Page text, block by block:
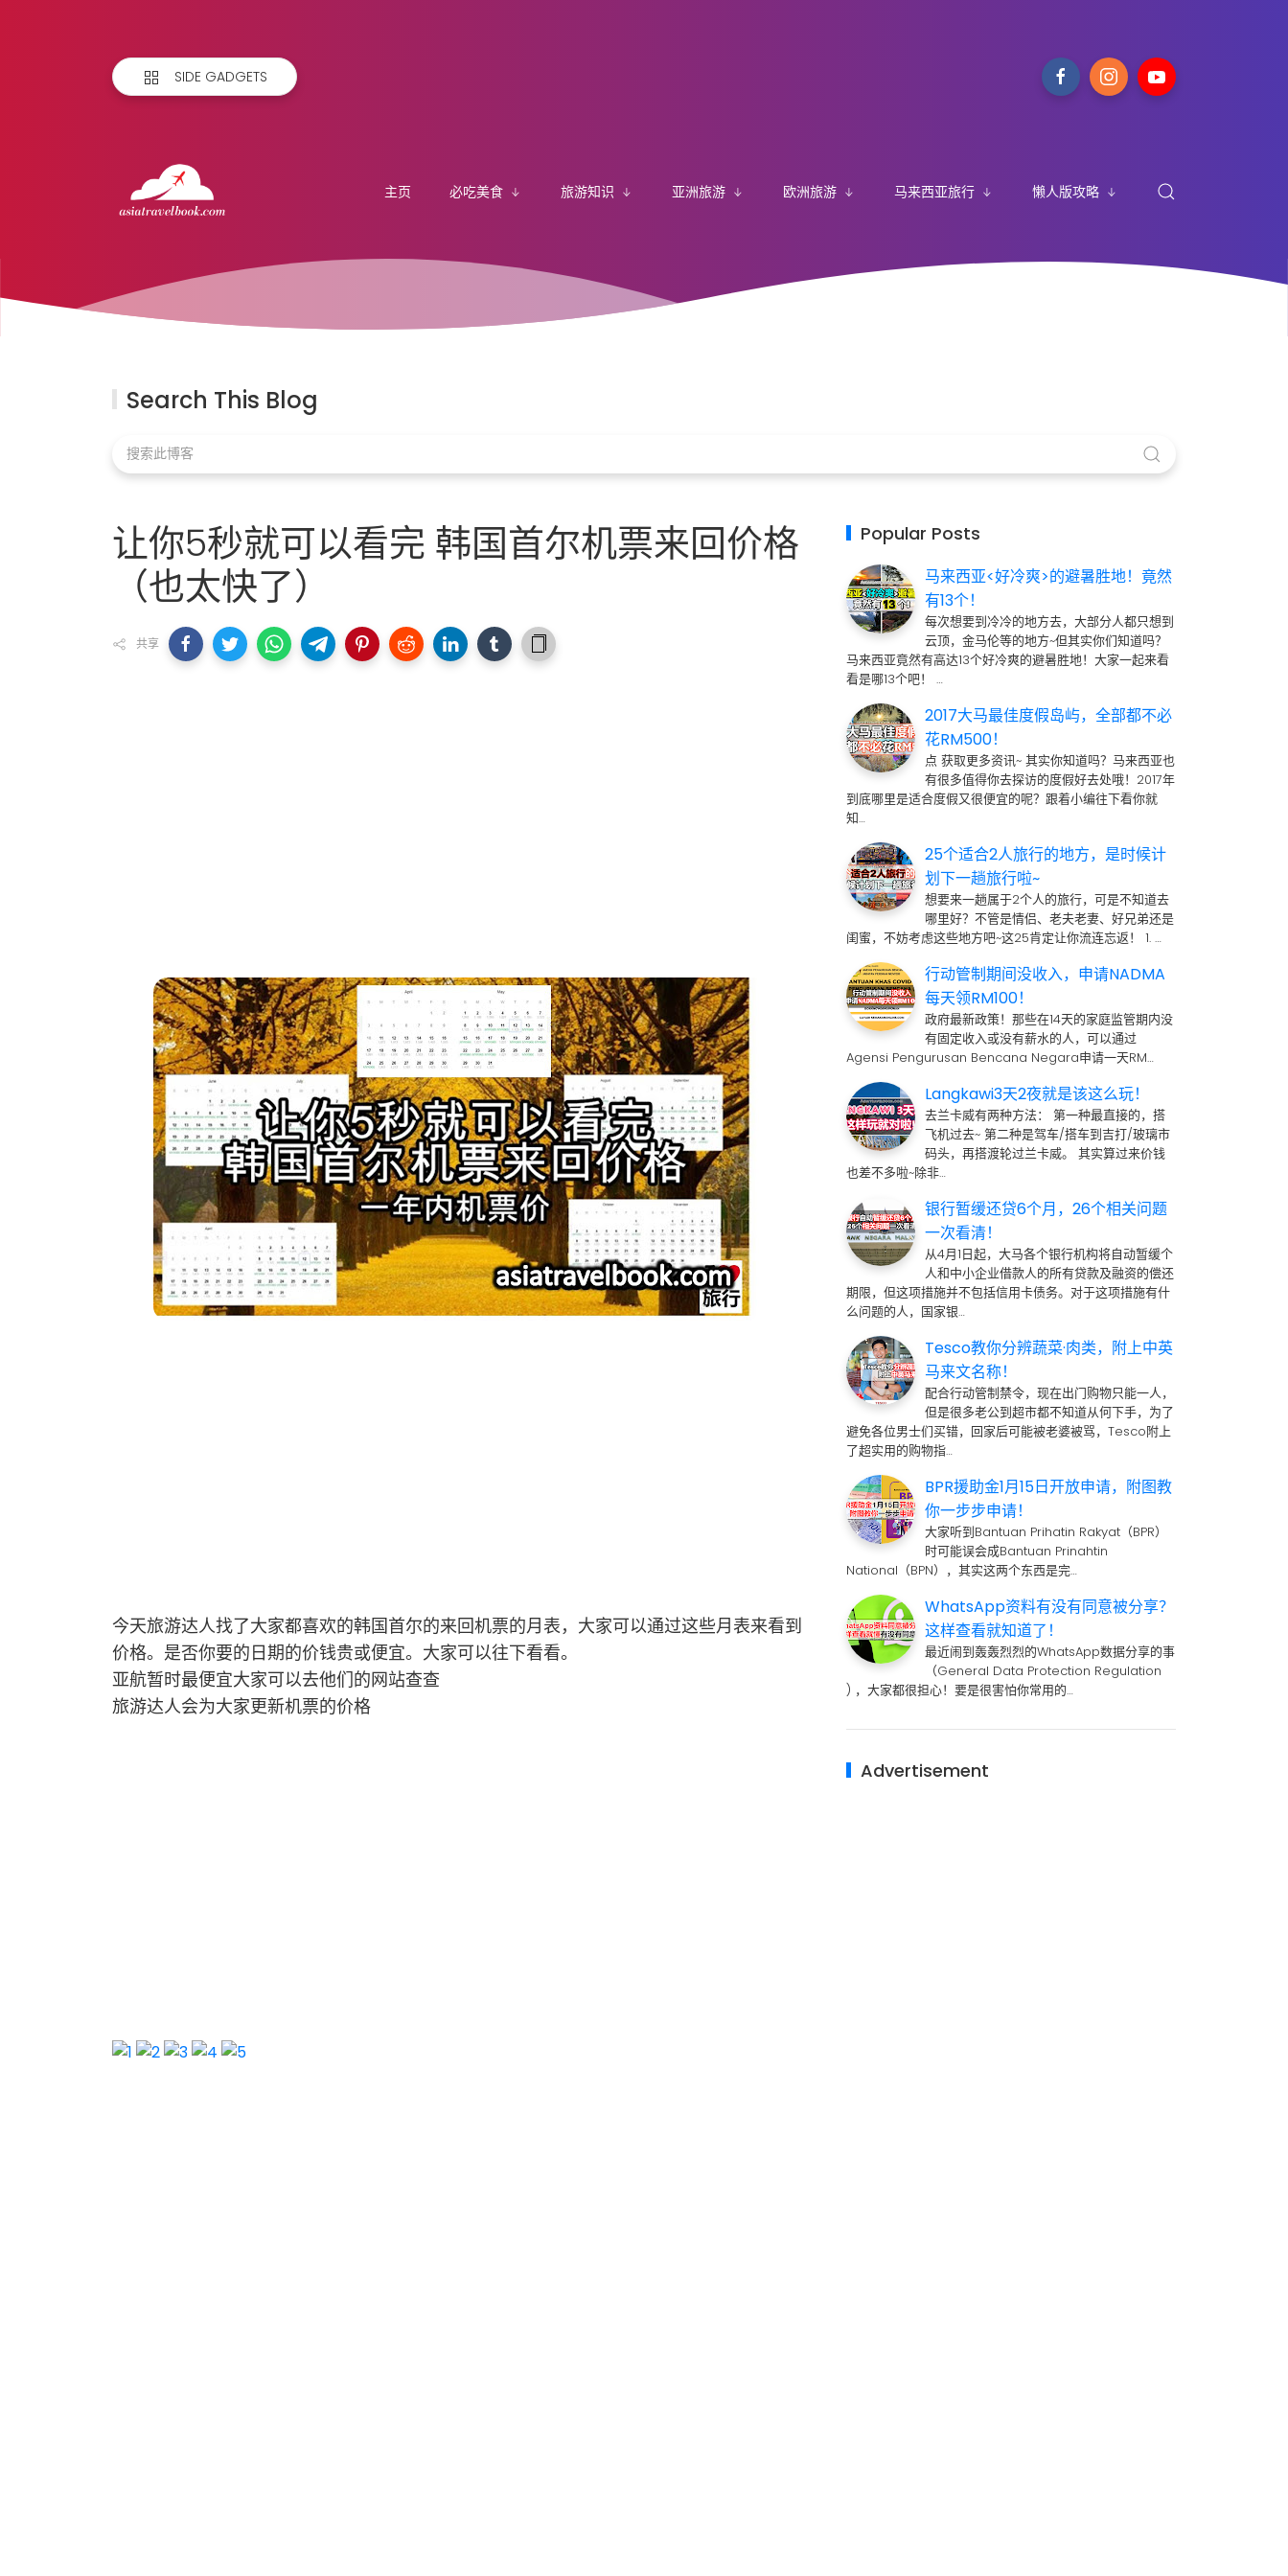
SIDE GADGETS
主页 必吃美食 旅游知识 亚洲旅游 欧洲旅游 马来西亚旅行 懒人版攻略
Search This Blog
让你5秒就可以看完 韩国首尔机票来回价格
（也太快了）
共享
今天旅游达人找了大家都喜欢的韩国首尔的来回机票的月表，大家可以通过这些月表来看到
价格。是否你要的日期的价钱贵或便宜。大家可以往下看看。
亚航暂时最便宜大家可以去他们的网站查查
旅游达人会为大家更新机票的价格
Popular Posts
马来西亚<好冷爽>的避暑胜地！竟然
有13个！
每次想要到冷冷的地方去，大部分人都只想到
云顶，金马伦等的地方~但其实你们知道吗？
马来西亚竟然有高达13个好冷爽的避暑胜地！大家一起来看
看是哪13个吧！ …
2017大马最佳度假岛屿，全部都不必
花RM500！
点 获取更多资讯~ 其实你知道吗？马来西亚也
有很多值得你去探访的度假好去处哦！2017年
到底哪里是适合度假又很便宜的呢？跟着小编往下看你就
知…
25个适合2人旅行的地方，是时候计
划下一趟旅行啦~
想要来一趟属于2个人的旅行，可是不知道去
哪里好？不管是情侣、老夫老妻、好兄弟还是
闺蜜，不妨考虑这些地方吧~这25肯定让你流连忘返！ 1. …
行动管制期间没收入，申请NADMA
每天领RM100！
政府最新政策！那些在14天的家庭监管期内没
有固定收入或没有薪水的人，可以通过
Agensi Pengurusan Bencana Negara申请一天RM…
Langkawi3天2夜就是该这么玩！
去兰卡威有两种方法： 第一种最直接的，搭
飞机过去~ 第二种是驾车/搭车到吉打/玻璃市
码头，再搭渡轮过兰卡威。 其实算过来价钱
也差不多啦~除非…
银行暂缓还贷6个月，26个相关问题
一次看清！
从4月1日起，大马各个银行机构将自动暂缓个
人和中小企业借款人的所有贷款及融资的偿还
期限，但这项措施并不包括信用卡债务。对于这项措施有什
么问题的人，国家银…
Tesco教你分辨蔬菜·肉类，附上中英
马来文名称！
配合行动管制禁令，现在出门购物只能一人，
但是很多老公到超市都不知道从何下手，为了
避免各位男士们买错，回家后可能被老婆被骂，Tesco附上
了超实用的购物指…
BPR援助金1月15日开放申请，附图教
你一步步申请！
大家听到Bantuan Prihatin Rakyat（BPR）
时可能误会成Bantuan Prinahtin
National（BPN），其实这两个东西是完…
WhatsApp资料有没有同意被分享？
这样查看就知道了！
最近闹到轰轰烈烈的WhatsApp数据分享的事
（General Data Protection Regulation
) ，大家都很担心！要是很害怕你常用的…
Advertisement